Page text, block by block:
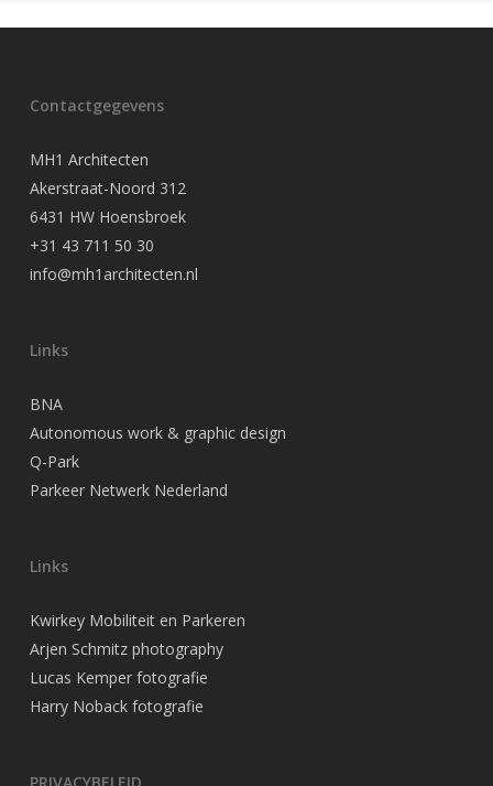
Contactgegevens
MH1 Architecten
Akerstraat-Noord 312
6431 HW Hoensbroek
+31 43 711 50 30
info@mh1architecten.nl
Links
BNA
Autonomous work & graphic design
Q-Park
Parkeer Netwerk Nederland
Links
Kwirkey Mobiliteit en Parkeren
Arjen Schmitz photography
Lucas Kemper fotografie
Harry Noback fotografie
PRIVACYBELEID